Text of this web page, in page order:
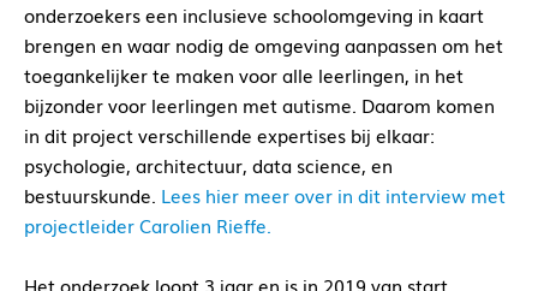
onderzoekers een inclusieve schoolomgeving in kaart
brengen en waar nodig de omgeving aanpassen om het
toegankelijker te maken voor alle leerlingen, in het
bijzonder voor leerlingen met autisme. Daarom komen
in dit project verschillende expertises bij elkaar:
psychologie, architectuur, data science, en
bestuurskunde. Lees hier meer over in dit interview met
projectleider Carolien Rieffe.
Het onderzoek loopt 3 jaar en is in 2019 van start